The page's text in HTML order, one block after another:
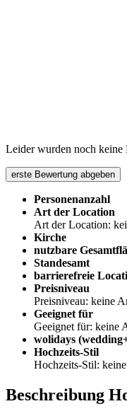
Leider wurden noch keine
erste Bewertung abgeben
Personenanzahl
Art der Location
Art der Location:
Kirche
nutzbare
Standesamt
barrierefreie
Preisniveau
Preisniveau: keine
Geeignet für
Geeignet für: keine
wolidays
Hochzeits-Stil
Hochzeits-Stil:
Beschreibung